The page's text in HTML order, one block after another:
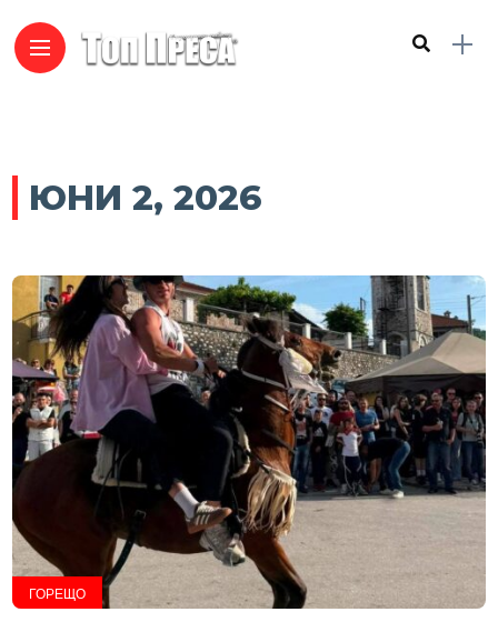
ЮНИ 2, 2026
ГОРЕЩО